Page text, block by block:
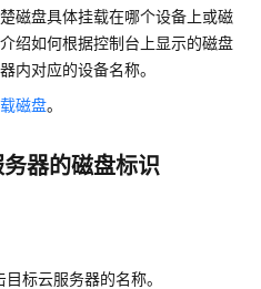
磁盘具体挂载在哪个设备上或磁
绍如何根据控制台上显示的磁盘
内对应的设备名称。
磁盘。
器的磁盘标识
标云服务器的名称。